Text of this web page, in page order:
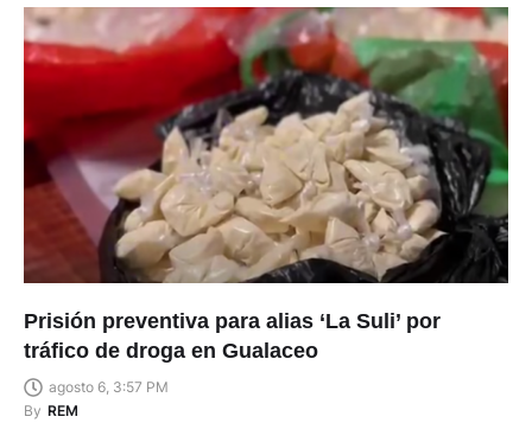
Prisión preventiva para alias ‘La Suli’ por
tráfico de droga en Gualaceo
agosto 6, 3:57 PM
By REM